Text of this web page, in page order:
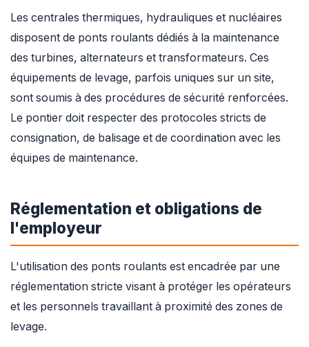
Les centrales thermiques, hydrauliques et nucléaires
disposent de ponts roulants dédiés à la maintenance
des turbines, alternateurs et transformateurs. Ces
équipements de levage, parfois uniques sur un site,
sont soumis à des procédures de sécurité renforcées.
Le pontier doit respecter des protocoles stricts de
consignation, de balisage et de coordination avec les
équipes de maintenance.
Réglementation et obligations de
l'employeur
L'utilisation des ponts roulants est encadrée par une
réglementation stricte visant à protéger les opérateurs
et les personnels travaillant à proximité des zones de
levage.